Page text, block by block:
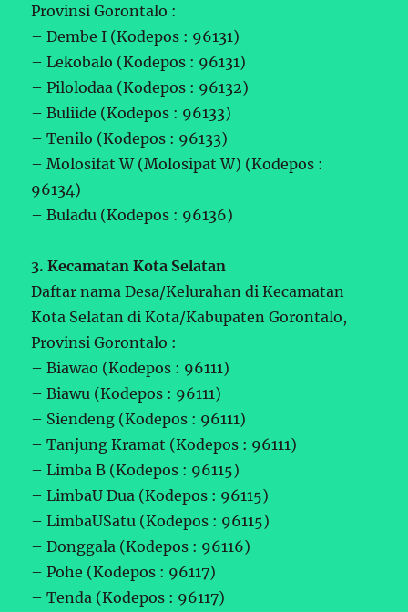
Provinsi Gorontalo :
– Dembe I (Kodepos : 96131)
– Lekobalo (Kodepos : 96131)
– Pilolodaa (Kodepos : 96132)
– Buliide (Kodepos : 96133)
– Tenilo (Kodepos : 96133)
– Molosifat W (Molosipat W) (Kodepos :
96134)
– Buladu (Kodepos : 96136)
3. Kecamatan Kota Selatan
Daftar nama Desa/Kelurahan di Kecamatan
Kota Selatan di Kota/Kabupaten Gorontalo,
Provinsi Gorontalo :
– Biawao (Kodepos : 96111)
– Biawu (Kodepos : 96111)
– Siendeng (Kodepos : 96111)
– Tanjung Kramat (Kodepos : 96111)
– Limba B (Kodepos : 96115)
– LimbaU Dua (Kodepos : 96115)
– LimbaUSatu (Kodepos : 96115)
– Donggala (Kodepos : 96116)
– Pohe (Kodepos : 96117)
– Tenda (Kodepos : 96117)